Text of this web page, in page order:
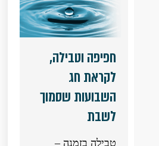
חפיפה וטבילה,
לקראת חג
השבועות שסמוך
לשבת
טבילה בזמנה –